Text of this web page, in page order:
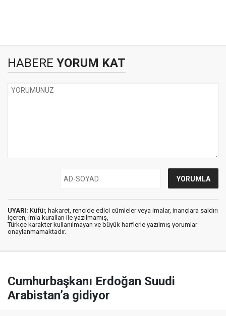
HABERE YORUM KAT
UYARI: Küfür, hakaret, rencide edici cümleler veya imalar, inançlara saldırı
içeren, imla kuralları ile yazılmamış,
Türkçe karakter kullanılmayan ve büyük harflerle yazılmış yorumlar
onaylanmamaktadır.
Cumhurbaşkanı Erdoğan Suudi
Arabistan’a gidiyor